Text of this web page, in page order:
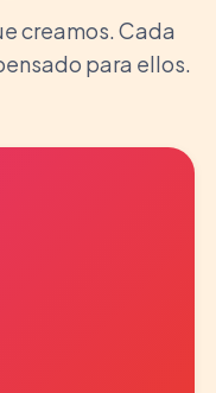
creamos. Cada
para ellos.